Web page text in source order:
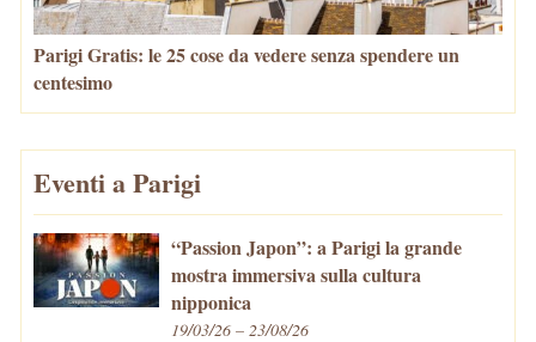
Parigi Gratis: le 25 cose da vedere senza spendere un
centesimo
Eventi a Parigi
“Passion Japon”: a Parigi la grande
mostra immersiva sulla cultura
nipponica
19/03/26 – 23/08/26